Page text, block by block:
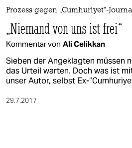
Prozess gegen „Cumhuriyet“-
„Niemand von uns ist frei“
Kommentar von Ali Celikkan
Sieben der Angeklagten müssen
das Urteil warten. Doch was ist
unser Autor, selbst Ex-
29.7.2017